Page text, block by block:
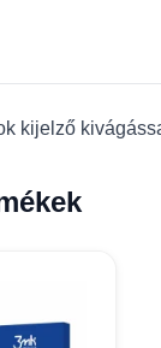
kijelző